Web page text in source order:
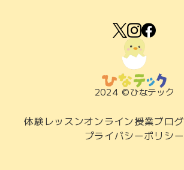
2024 ©ひなテック
体験レッスンオンライン授業ブログ
プライバシーポリシー